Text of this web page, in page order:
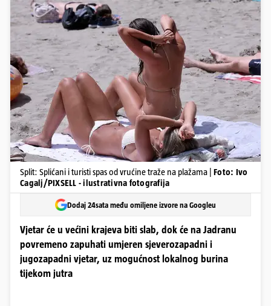
Split: Splićani i turisti spas od vrućine traže na plažama | Foto: Ivo
Cagalj/PIXSELL - ilustrativna fotografija
Dodaj 24sata među omiljene izvore na Googleu
Vjetar će u većini krajeva biti slab, dok će na Jadranu
povremeno zapuhati umjeren sjeverozapadni i
jugozapadni vjetar, uz mogućnost lokalnog burina
tijekom jutra